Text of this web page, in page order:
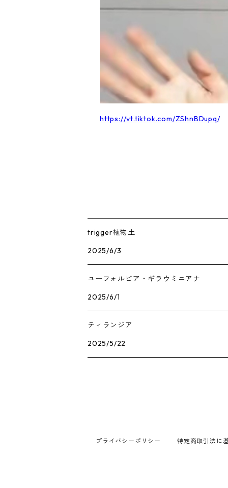
https://vt.tiktok.com/ZShnBDupq/
trigger植物土
2025/6/3
ユーフォルビア・ギラウミニアナ
2025/6/1
ティランジア
2025/5/22
プライバシーポリシー 特定商取引法に